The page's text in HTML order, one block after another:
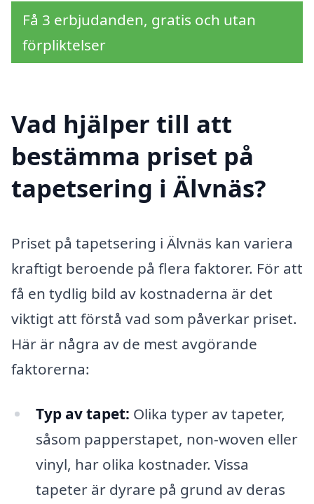
Få 3 erbjudanden, gratis och utan
förpliktelser
Vad hjälper till att
bestämma priset på
tapetsering i Älvnäs?
Priset på tapetsering i Älvnäs kan variera
kraftigt beroende på flera faktorer. För att
få en tydlig bild av kostnaderna är det
viktigt att förstå vad som påverkar priset.
Här är några av de mest avgörande
faktorerna:
Typ av tapet: Olika typer av tapeter,
såsom papperstapet, non-woven eller
vinyl, har olika kostnader. Vissa
tapeter är dyrare på grund av deras